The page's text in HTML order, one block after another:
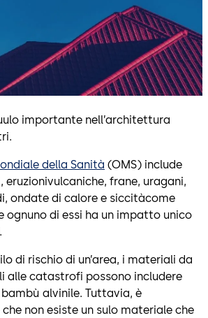
importante nell’architettura
della Sanità (OMS) include
frane, uragani,
ondate di calore e siccitàcome
ognuno di essi ha un impatto unico
di rischio di un’area, i materiali da
alle catastrofi possono includere
alvinile. Tuttavia, è
non esiste un sulo materiale che